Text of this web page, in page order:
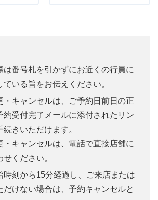
は番号札を引かずにお近くの行員に
ている旨をお伝えください。
・キャンセルは、ご予約日前日の正
約受付完了メールに添付されたリン
続きいただけます。
・キャンセルは、電話で直接店舗に
ください。
時刻から15分経過し、ご来店または
だけない場合は、予約キャンセルと